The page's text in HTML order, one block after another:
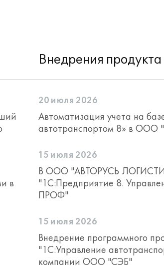
в
Внедрения продукта
20 июля 2026
Автоматизация учета на
автотранспортом 8» в ООО
15 июля 2026
В ООО "АВТОРУСЬ
"1С:Предприятие 8.
ПРОФ"
15 июля 2026
Внедрение программного
"1С:Управление
компании ООО "СЭБ"